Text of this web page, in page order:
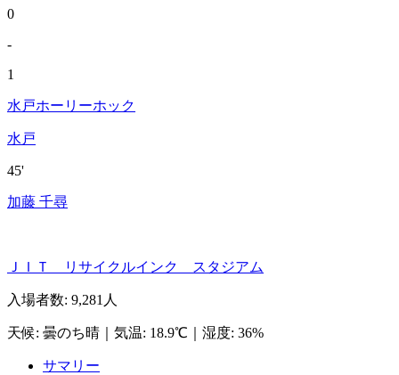
0
-
1
水戸ホーリーホック
水戸
45'
加藤 千尋
ＪＩＴ リサイクルインク スタジアム
入場者数: 9,281人
天候: 曇のち晴 気温: 18.9℃ 湿度: 36%
サマリー